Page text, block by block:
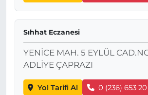
Sıhhat Eczanesi
YENİCE MAH. 5 EYLÜL
ADLİYE ÇAPRAZI
Yol Tarifi Al 0 (236) 653